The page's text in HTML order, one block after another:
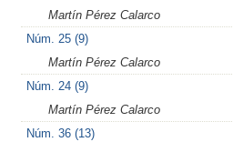
Martín Pérez Calarco
Núm. 25 (9)
Martín Pérez Calarco
Núm. 24 (9)
Martín Pérez Calarco
Núm. 36 (13)